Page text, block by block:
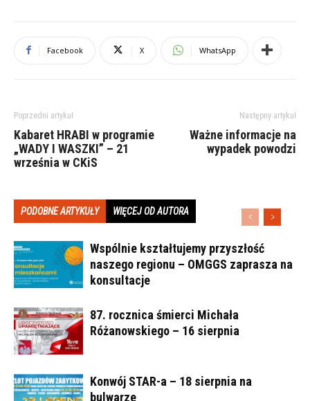
Facebook X WhatsApp
Poprzedni artykuł
Kabaret HRABI w programie
„WADY I WASZKI” – 21
września w CKiS
Następny artykuł
Ważne informacje na
wypadek powodzi
PODOBNE ARTYKUŁY WIĘCEJ OD AUTORA
Wspólnie kształtujemy przyszłość
naszego regionu – OMGGS zaprasza na
konsultacje
87. rocznica śmierci Michała
Różanowskiego – 16 sierpnia
Konwój STAR-a – 18 sierpnia na
bulwarze